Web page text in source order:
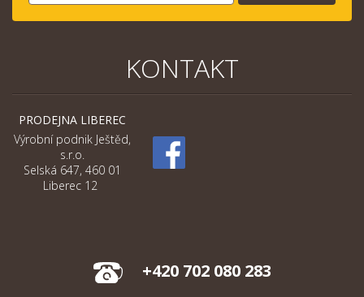
KONTAKT
PRODEJNA LIBEREC
Výrobní podnik Ještěd,
s.r.o.
Selská 647, 460 01
Liberec 12
+420 702 080 283